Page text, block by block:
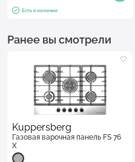
Есть в наличии
Ранее вы смотрели
Kuppersberg
Газовая варочная панель FS 76
X